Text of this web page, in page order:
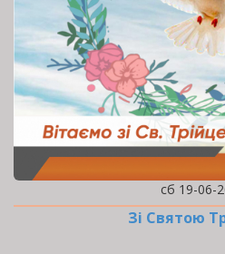
сб 19-06-
Зі Святою